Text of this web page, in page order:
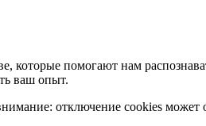
помогают нам
ваш опыт.
отключение cookies